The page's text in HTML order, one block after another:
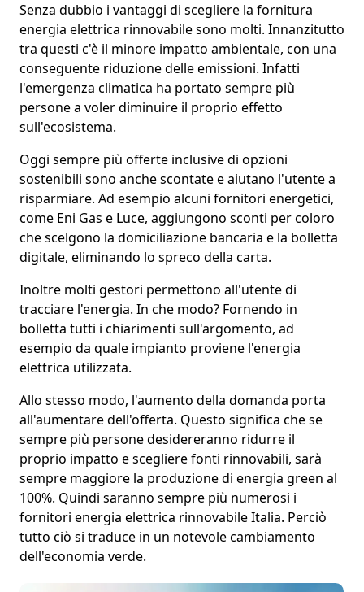
Senza dubbio i vantaggi di scegliere la fornitura
energia elettrica rinnovabilesono molti. Innanzitutto
tra questi c'è il minore impatto ambientale, con una
conseguente riduzione delle emissioni. Infatti
l'emergenza climatica ha portato sempre più
persone a voler diminuire il proprio effetto
sull'ecosistema.
Oggi sempre più offerte inclusive di opzioni
sostenibili sono anche scontate e aiutano l'utente a
risparmiare. Ad esempio alcuni fornitori energetici,
come Eni Gas e Luce, aggiungono sconti per coloro
che scelgono la domiciliazione bancaria e la bolletta
digitale, eliminando lo spreco della carta.
Inoltre molti gestori permettono all'utente di
tracciare l'energia. In che modo? Fornendo in
bolletta tutti i chiarimenti sull'argomento, ad
esempio da quale impianto proviene l'energia
elettrica utilizzata.
Allo stesso modo, l'aumento della domanda porta
all'aumentare dell'offerta. Questo significa che se
sempre più persone desidereranno ridurre il
proprio impatto e scegliere fonti rinnovabili, sarà
sempre maggiore la produzione di energia green al
100%. Quindi saranno sempre più numerosi i
fornitori energia elettrica rinnovabile Italia. Perciò
tutto ciò si traduce in un notevolecambiamento
dell'economia verde.